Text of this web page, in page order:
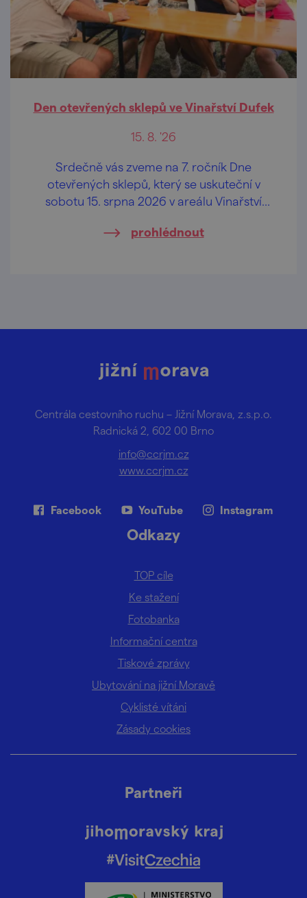
Den otevřených sklepů ve Vinařství Dufek
15. 8. '26
Srdečně vás zveme na 7. ročník Dne
otevřených sklepů, který se uskuteční v
sobotu 15. srpna 2026 v areálu Vinařství
prohlédnout
Centrála cestovního ruchu – Jižní Morava, z.s.p.o.
Radnická 2, 602 00 Brno
info@ccrjm.cz
www.ccrjm.cz
Facebook YouTube Instagram
Odkazy
TOP cíle
Ke stažení
Fotobanka
Informační centra
Tiskové zprávy
Ubytování na jižní Moravě
Cyklisté vítáni
Zásady cookies
Partneři